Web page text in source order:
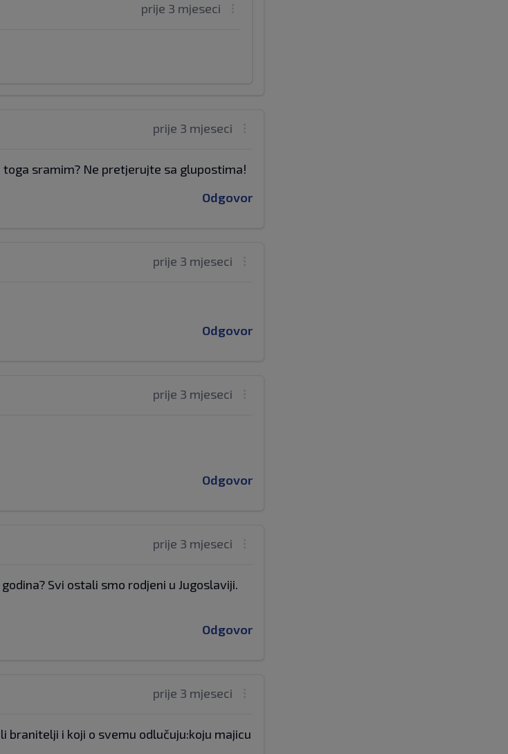
prije 3 mjeseci
prije 3 mjeseci
toga sramim? Ne pretjerujte sa glupostima!
Odgovor
prije 3 mjeseci
Odgovor
prije 3 mjeseci
Odgovor
prije 3 mjeseci
Svi ostali smo rodjeni u Jugoslaviji.
Odgovor
prije 3 mjeseci
branitelji i koji o svemu odlučuju:koju majicu